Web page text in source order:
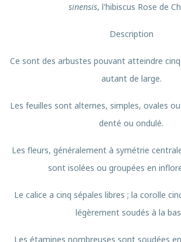
sinensis, l'hibiscus Rose de
Description
Ce sont des arbustes pouvant atteindre
autant de large.
Les feuilles sont alternes, simples, ovales
denté ou ondulé.
Les fleurs, généralement à symétrie
sont isolées ou groupées en
Le calice a cinq sépales libres ; la corolle
légèrement soudés à la
Les étamines nombreuses sont soudées